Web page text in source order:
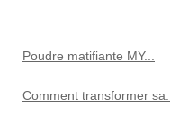
Poudre matifiante MY...
Comment transformer sa...